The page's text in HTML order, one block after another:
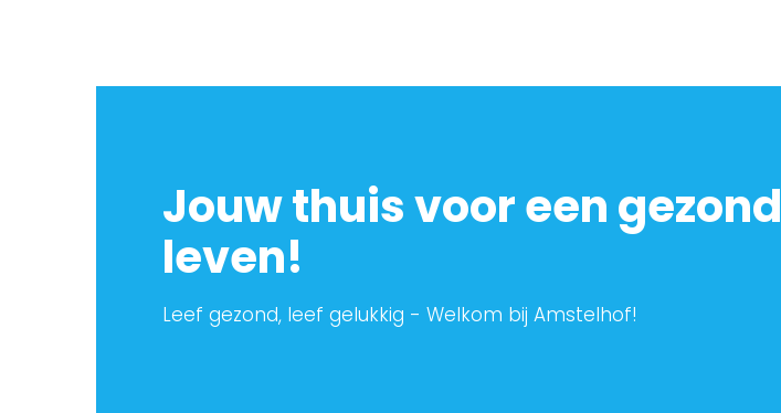
Jouw thuis voor een gezond
leven!
Leef gezond, leef gelukkig - Welkom bij Amstelhof!